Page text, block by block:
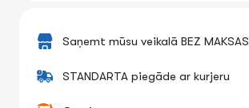
Saņemt mūsu veikalā BEZ MAKSAS
STANDARTA piegāde ar kurjeru